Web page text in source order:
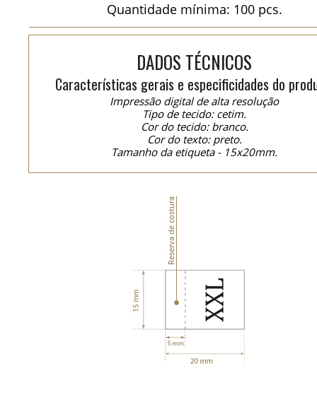
Quantidade mínima: 100 pcs.
DADOS TÉCNICOS
Características gerais e especificidades do
Impressão digital de alta resolução
Tipo de tecido: cetim.
Cor do tecido: branco.
Cor do texto: preto.
Tamanho da etiqueta - 15x20mm.
Reserva de costura